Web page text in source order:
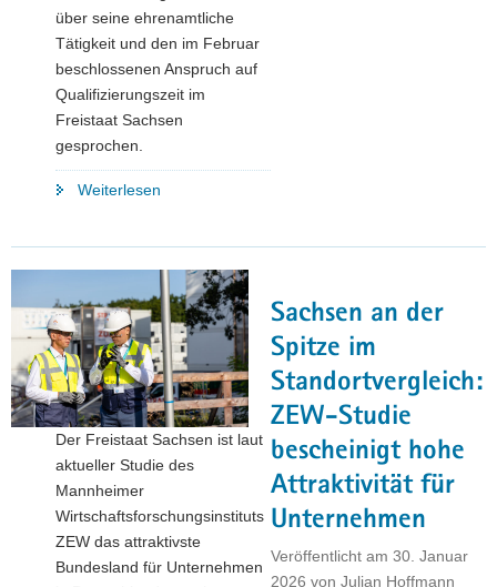
über seine ehrenamtliche
Tätigkeit und den im Februar
beschlossenen Anspruch auf
Qualifizierungszeit im
Freistaat Sachsen
gesprochen.
Weiterlesen
Sachsen an der
Spitze im
Standortvergleich:
ZEW-Studie
bescheinigt hohe
Attraktivität für
Unternehmen
Veröffentlicht am 30. Januar
2026 von Julian Hoffmann
Der Freistaat Sachsen ist laut
aktueller Studie des
Mannheimer
Wirtschaftsforschungsinstituts
ZEW das attraktivste
Bundesland für Unternehmen